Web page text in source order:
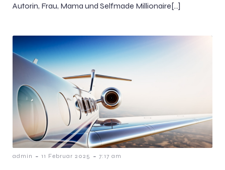
Autorin, Frau, Mama und Selfmade Millionaire[…]
admin - 11 Februar 2025 - 7:17 am